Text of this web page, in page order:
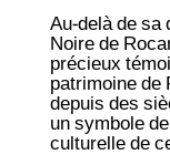
Au-delà de
Noire de
précieux
patrimoine
depuis des
un symbole
culturelle de